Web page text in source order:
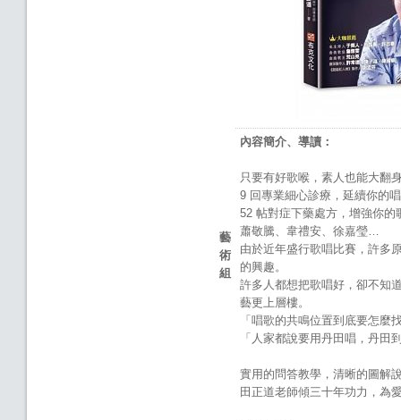
藝
術
組
內容簡介、導讀：
只要有好歌喉，素人也能大翻
9 回專業細心診療，延續你的
52 帖對症下藥處方，增強你的
蕭敬騰、韋禮安、徐嘉瑩…
由於近年盛行歌唱比賽，許多
的興趣。
許多人都想把歌唱好，卻不知
藝更上層樓。
「唱歌的共鳴位置到底要怎麼
「人家都說要用丹田唱，丹田
實用的問答教學，清晰的圖解
田正道老師傾三十年功力，為